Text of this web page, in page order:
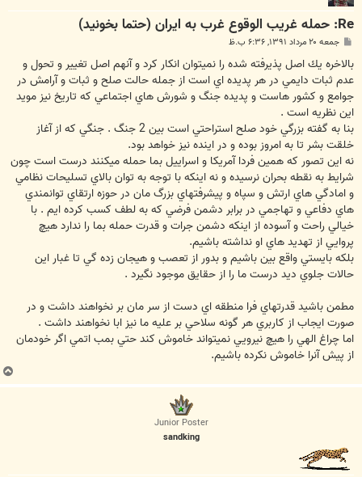
Re: حمله غريب الوقوع غرب به ايران (حتما بخونيد)
ت
جمعه ۲۰ مرداد ۱۳۹۱, ۶:۳۶ ب.ظ
بالاخره يك اصل پذيرفته شده را نميتوان انكار كرد و آنهم اصل تغيير و تحول و
عدم ثبات دايمي در هر پديده اي است از جمله حالت صلح و ثبات و آرامش در
جوامع و كشور هاست و پديده جنگ و شورش هاي اجتماعي كه تاريخ نيز مويد
اين نظريه است .
بنا به گفته بزرگي خود صلح استراحتي است بين 2 جنگ . جنگي كه از آغاز
خلقت بشر تا به امروز بوده و در اينده نيز خواهد بود.
نه اين تصور كه همين فردا آمريكا و اسراييل بما حمله ميكنند درست است چون
شرايط به نقطه بحران نرسيده و نه اينكه با توجه به توان بالاي تسليحات نظامي
و امادگي هاي ارتش و سپاه و پيشرفتهاي بزرگ مان در حوزه ارتقاي توانمندي
هاي دفاعي و تهاجمي در برابر دشمن فرضي كه به لطف كسب كرده ايم . با
خيالي راحت و آسوده از اينكه دشمن جرات و قدرت حمله بما را ندارد هيچ
پروايي از تهديد هاي او نداشته باشيم.
بلكه بايستي واقع بين باشيم و بدور از تعصب و هيجان زده گي تا غبار اين
حالات جلوي ديد درست ما را از حقايق موجود نگيرد .
مطمن باشيد قدرتهاي فرا منطقه اي دست از سر مان بر نخواهند داشت و در
صورت ايجاب از كاربري هر گونه سلاحي بر عليه ما نيز ابا نخواهند داشت .
اما چراغ الهي را هيچ نيرويي نميتواند خاموش كند حتي بمب اتمي اگر خودمان
از پيش آنرا خاموش نكرده باشيم.
Junior Poster
sandking